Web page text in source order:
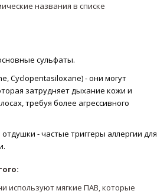
названия в списке
основные сульфаты.
Cyclopentasiloxane) - они могут
затрудняет дыхание кожи и
требуя более агрессивного
- частые триггеры аллергии для
используют мягкие ПАВ, которые